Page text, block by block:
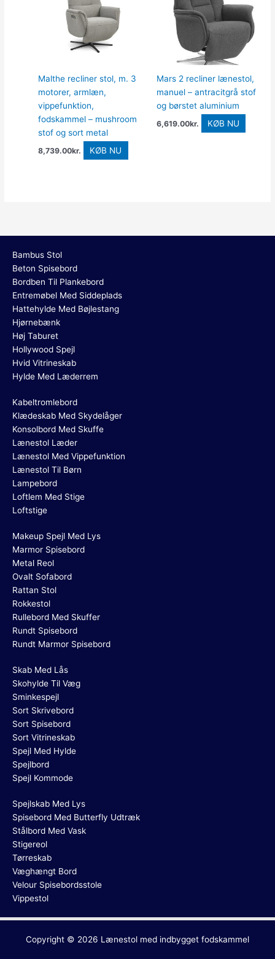
Malthe recliner stol, m. 3
motorer, armlæn,
vippefunktion,
fodskammel – mushroom
stof og sort metal
8,739.00kr. KØB NU
Mars 2 recliner lænestol,
manuel – antracitgrå stof
og børstet aluminium
6,619.00kr. KØB NU
Bambus Stol
Beton Spisebord
Bordben Til Plankebord
Entremøbel Med Siddeplads
Hattehylde Med Bøjlestang
Hjørnebænk
Høj Taburet
Hollywood Spejl
Hvid Vitrineskab
Hylde Med Læderrem
Kabeltromlebord
Klædeskab Med Skydelåger
Konsolbord Med Skuffe
Lænestol Læder
Lænestol Med Vippefunktion
Lænestol Til Børn
Lampebord
Loftlem Med Stige
Loftstige
Makeup Spejl Med Lys
Marmor Spisebord
Metal Reol
Ovalt Sofabord
Rattan Stol
Rokkestol
Rullebord Med Skuffer
Rundt Spisebord
Rundt Marmor Spisebord
Skab Med Lås
Skohylde Til Væg
Sminkespejl
Sort Skrivebord
Sort Spisebord
Sort Vitrineskab
Spejl Med Hylde
Spejlbord
Spejl Kommode
Spejlskab Med Lys
Spisebord Med Butterfly Udtræk
Stålbord Med Vask
Stigereol
Tørreskab
Væghængt Bord
Velour Spisebordsstole
Vippestol
Copyright © 2026 Lænestol med indbygget fodskammel